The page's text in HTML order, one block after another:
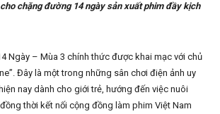
chặng đường 14 ngày sản xuất phim đầy kịch
Ngày – Mùa 3 chính thức được khai mạc với chủ
Đây là một trong những sân chơi điện ảnh uy
nay dành cho giới trẻ, hướng đến việc nuôi
thời kết nối cộng đồng làm phim Việt Nam